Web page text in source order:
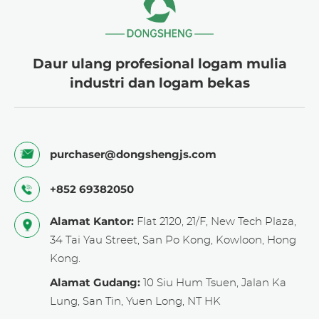
5. Jaring nikel yang diperluas lubang
heksagonal: Struktur sarang lebah, ringan,
kedirgantaraan.
Daur ulang profesional logam mulia
industri dan logam bekas
purchaser@dongshengjs.com
+852 69382050
Alamat Kantor: Flat 2120, 21/F, New Tech Plaza,
34 Tai Yau Street, San Po Kong, Kowloon, Hong
Kong.
Alamat Gudang: 10 Siu Hum Tsuen, Jalan Ka
Lung, San Tin, Yuen Long, NT HK